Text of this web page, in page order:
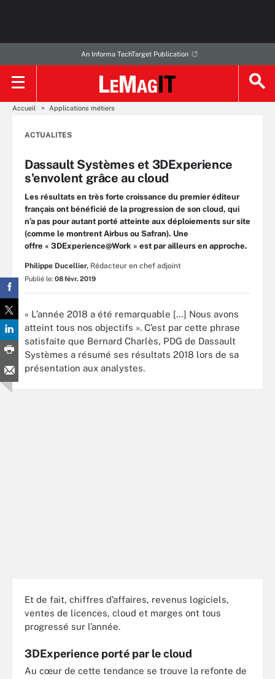
An Informa TechTarget Publication
Accueil Applications métiers
ACTUALITES
Dassault Systèmes et 3DExperience
s'envolent grâce au cloud
Les résultats en très forte croissance du premier éditeur
français ont bénéficié de la progression de son cloud, qui
n’a pas pour autant porté atteinte aux déploiements sur site
(comme le montrent Airbus ou Safran). Une
offre « 3DExperience@Work » est par ailleurs en approche.
Philippe Ducellier, Rédacteur en chef adjoint
Publié le: 08 févr. 2019
« L’année 2018 a été remarquable […] Nous avons
atteint tous nos objectifs ». C’est par cette phrase
satisfaite que Bernard Charlès, PDG de Dassault
Systèmes a résumé ses résultats 2018 lors de sa
présentation aux analystes.
Et de fait, chiffres d’affaires, revenus logiciels,
ventes de licences, cloud et marges ont tous
progressé sur l’année.
3DExperience porté par le cloud
Au cœur de cette tendance se trouve la refonte de